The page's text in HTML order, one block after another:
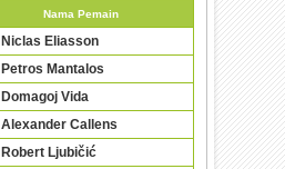
Nama Pemain
Niclas Eliasson
Petros Mantalos
Domagoj Vida
Alexander Callens
Robert Ljubičić